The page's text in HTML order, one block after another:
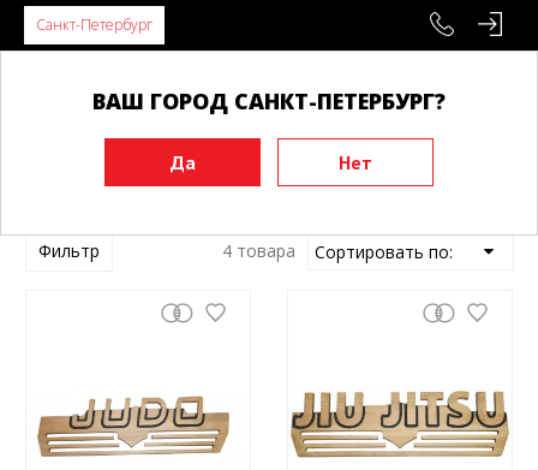
Санкт-Петербург
ВАШ ГОРОД САНКТ-ПЕТЕРБУРГ?
Главная Аксессуары Разное Медальницы
Медальницы
Фильтр 4 товара